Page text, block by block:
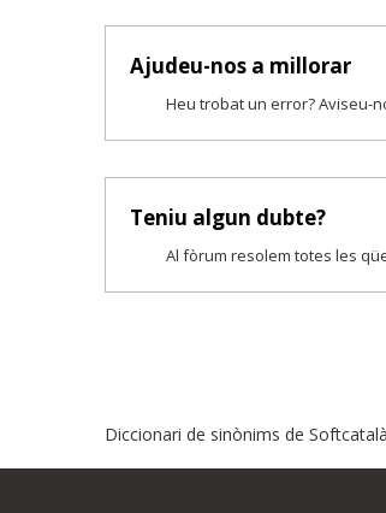
Ajudeu-nos a millorar
Heu trobat un error? Aviseu-
Teniu algun dubte?
Al fòrum resolem totes les
Diccionari de sinònims de